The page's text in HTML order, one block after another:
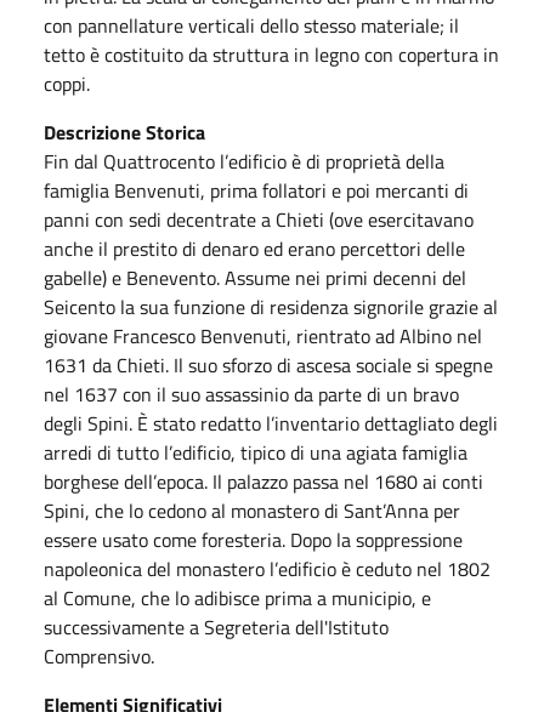
con pannellature verticali dello stesso materiale; il
tetto è costituito da struttura in legno con copertura in
coppi.
Descrizione Storica
Fin dal Quattrocento l’edificio è di proprietà della
famiglia Benvenuti, prima follatori e poi mercanti di
panni con sedi decentrate a Chieti (ove esercitavano
anche il prestito di denaro ed erano percettori delle
gabelle) e Benevento. Assume nei primi decenni del
Seicento la sua funzione di residenza signorile grazie al
giovane Francesco Benvenuti, rientrato ad Albino nel
1631 da Chieti. Il suo sforzo di ascesa sociale si spegne
nel 1637 con il suo assassinio da parte di un bravo
degli Spini. È stato redatto l’inventario dettagliato degli
arredi di tutto l’edificio, tipico di una agiata famiglia
borghese dell’epoca. Il palazzo passa nel 1680 ai conti
Spini, che lo cedono al monastero di Sant’Anna per
essere usato come foresteria. Dopo la soppressione
napoleonica del monastero l’edificio è ceduto nel 1802
al Comune, che lo adibisce prima a municipio, e
successivamente a Segreteria dell'Istituto
Comprensivo.
Elementi Significativi